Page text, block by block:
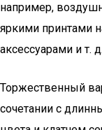
например,
яркими принтами
аксессуарами и т. д.
Торжественный
сочетании с